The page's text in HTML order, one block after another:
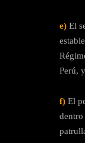
e) El
Perú,
f) El